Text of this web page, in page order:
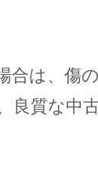
合は、傷
良質な中